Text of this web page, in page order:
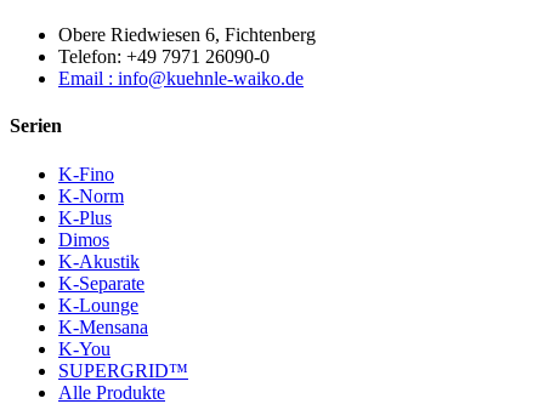
Obere Riedwiesen 6, Fichtenberg
Telefon: +49 7971 26090-0
Email : info@kuehnle-waiko.de
Serien
K-Fino
K-Norm
K-Plus
Dimos
K-Akustik
K-Separate
K-Lounge
K-Mensana
K-You
SUPERGRID™
Alle Produkte